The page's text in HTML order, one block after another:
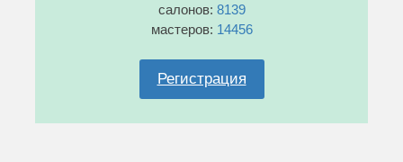
салонов: 8139
мастеров: 14456
Регистрация